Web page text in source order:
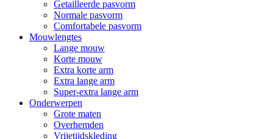
Getailleerde pasvorm
Normale pasvorm
Comfortabele pasvorm
Mouwlengtes
Lange mouw
Korte mouw
Extra korte arm
Extra lange arm
Super-extra lange arm
Onderwerpen
Grote maten
Overhemden
Vrijetijdskleding